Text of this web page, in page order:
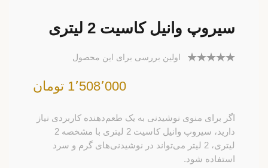
سیروپ وانیل کاسیت 2 لیتری
اولین بررسی برای این محصول
1٬508٬000 تومان
اگر برای منوی نوشیدنی به یک طعم‌دهنده کاربردی نیاز
دارید، سیروپ وانیل کاسیت 2 لیتری با مشخصه 2
لیتری، 2 لیتر می‌تواند در نوشیدنی‌های گرم و سرد
استفاده شود.